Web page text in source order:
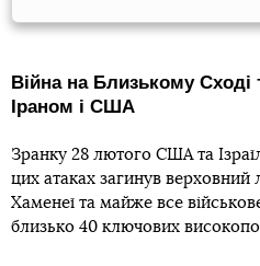
Війна на Близькому Сході
Іраном і США
Зранку 28 лютого США та
цих атаках загинув верховний
Хаменеї та майже все
близько 40 ключових